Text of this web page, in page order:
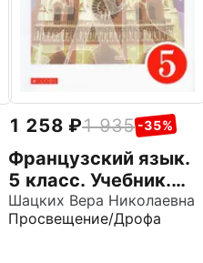
1 258 1 935 -35%
Французский язык.
5 класс. Учебник.
Второй иностранный
язык. ФГОС
Шацких Вера Николаевна
Просвещение/Дрофа